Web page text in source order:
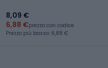
8,09 €
6,88 €prezzo con codice
Prezzo più basso: 6,88 €